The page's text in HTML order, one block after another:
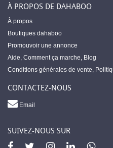
À PROPOS DE DAHABOO
À propos
Boutiques dahaboo
Promouvoir une annonce
Aide, Comment ça marche, Blog
Conditions générales de vente,
CONTACTEZ-NOUS
Email
SUIVEZ-NOUS SUR